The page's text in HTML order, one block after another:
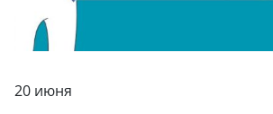
20 июня